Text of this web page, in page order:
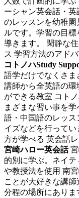
ーシャン英会話・
のレッスンを幼稚
ルです。学習の目
導きます。 閑静な
ス 学習方法のアド
コトノハStudy
語学だけでなくさ
講師から全英語の環
ができる教室 コト
まざまな習い事を
語・中国語のレッ
イズなどを行って
方が学べる 英会話
宮崎ハロー英会話宮
的別に学ぶ。ネイ
や教授法を使用 南
ことが大好きな講
分程の場所にあり